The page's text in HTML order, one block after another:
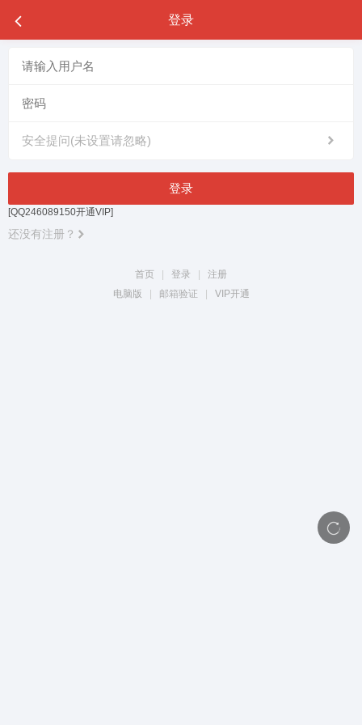
登录
安全提问(未设置请忽略)
登录
[QQ246089150开通VIP]
还没有注册？
首页 登录
注册
电脑版
邮箱验证 VIP开通